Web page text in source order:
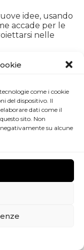
come i cookie
del dispositivo. Il
dati come il
sito. Non
su alcune
idee, usando
accade per le
nelle
duemiladodici,
di curatori.
artisti, che,
di esser loro
creando così un